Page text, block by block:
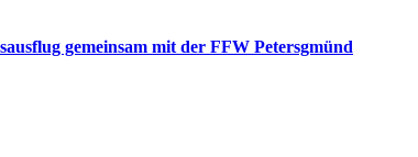
gemeinsam mit der FFW Petersgmünd